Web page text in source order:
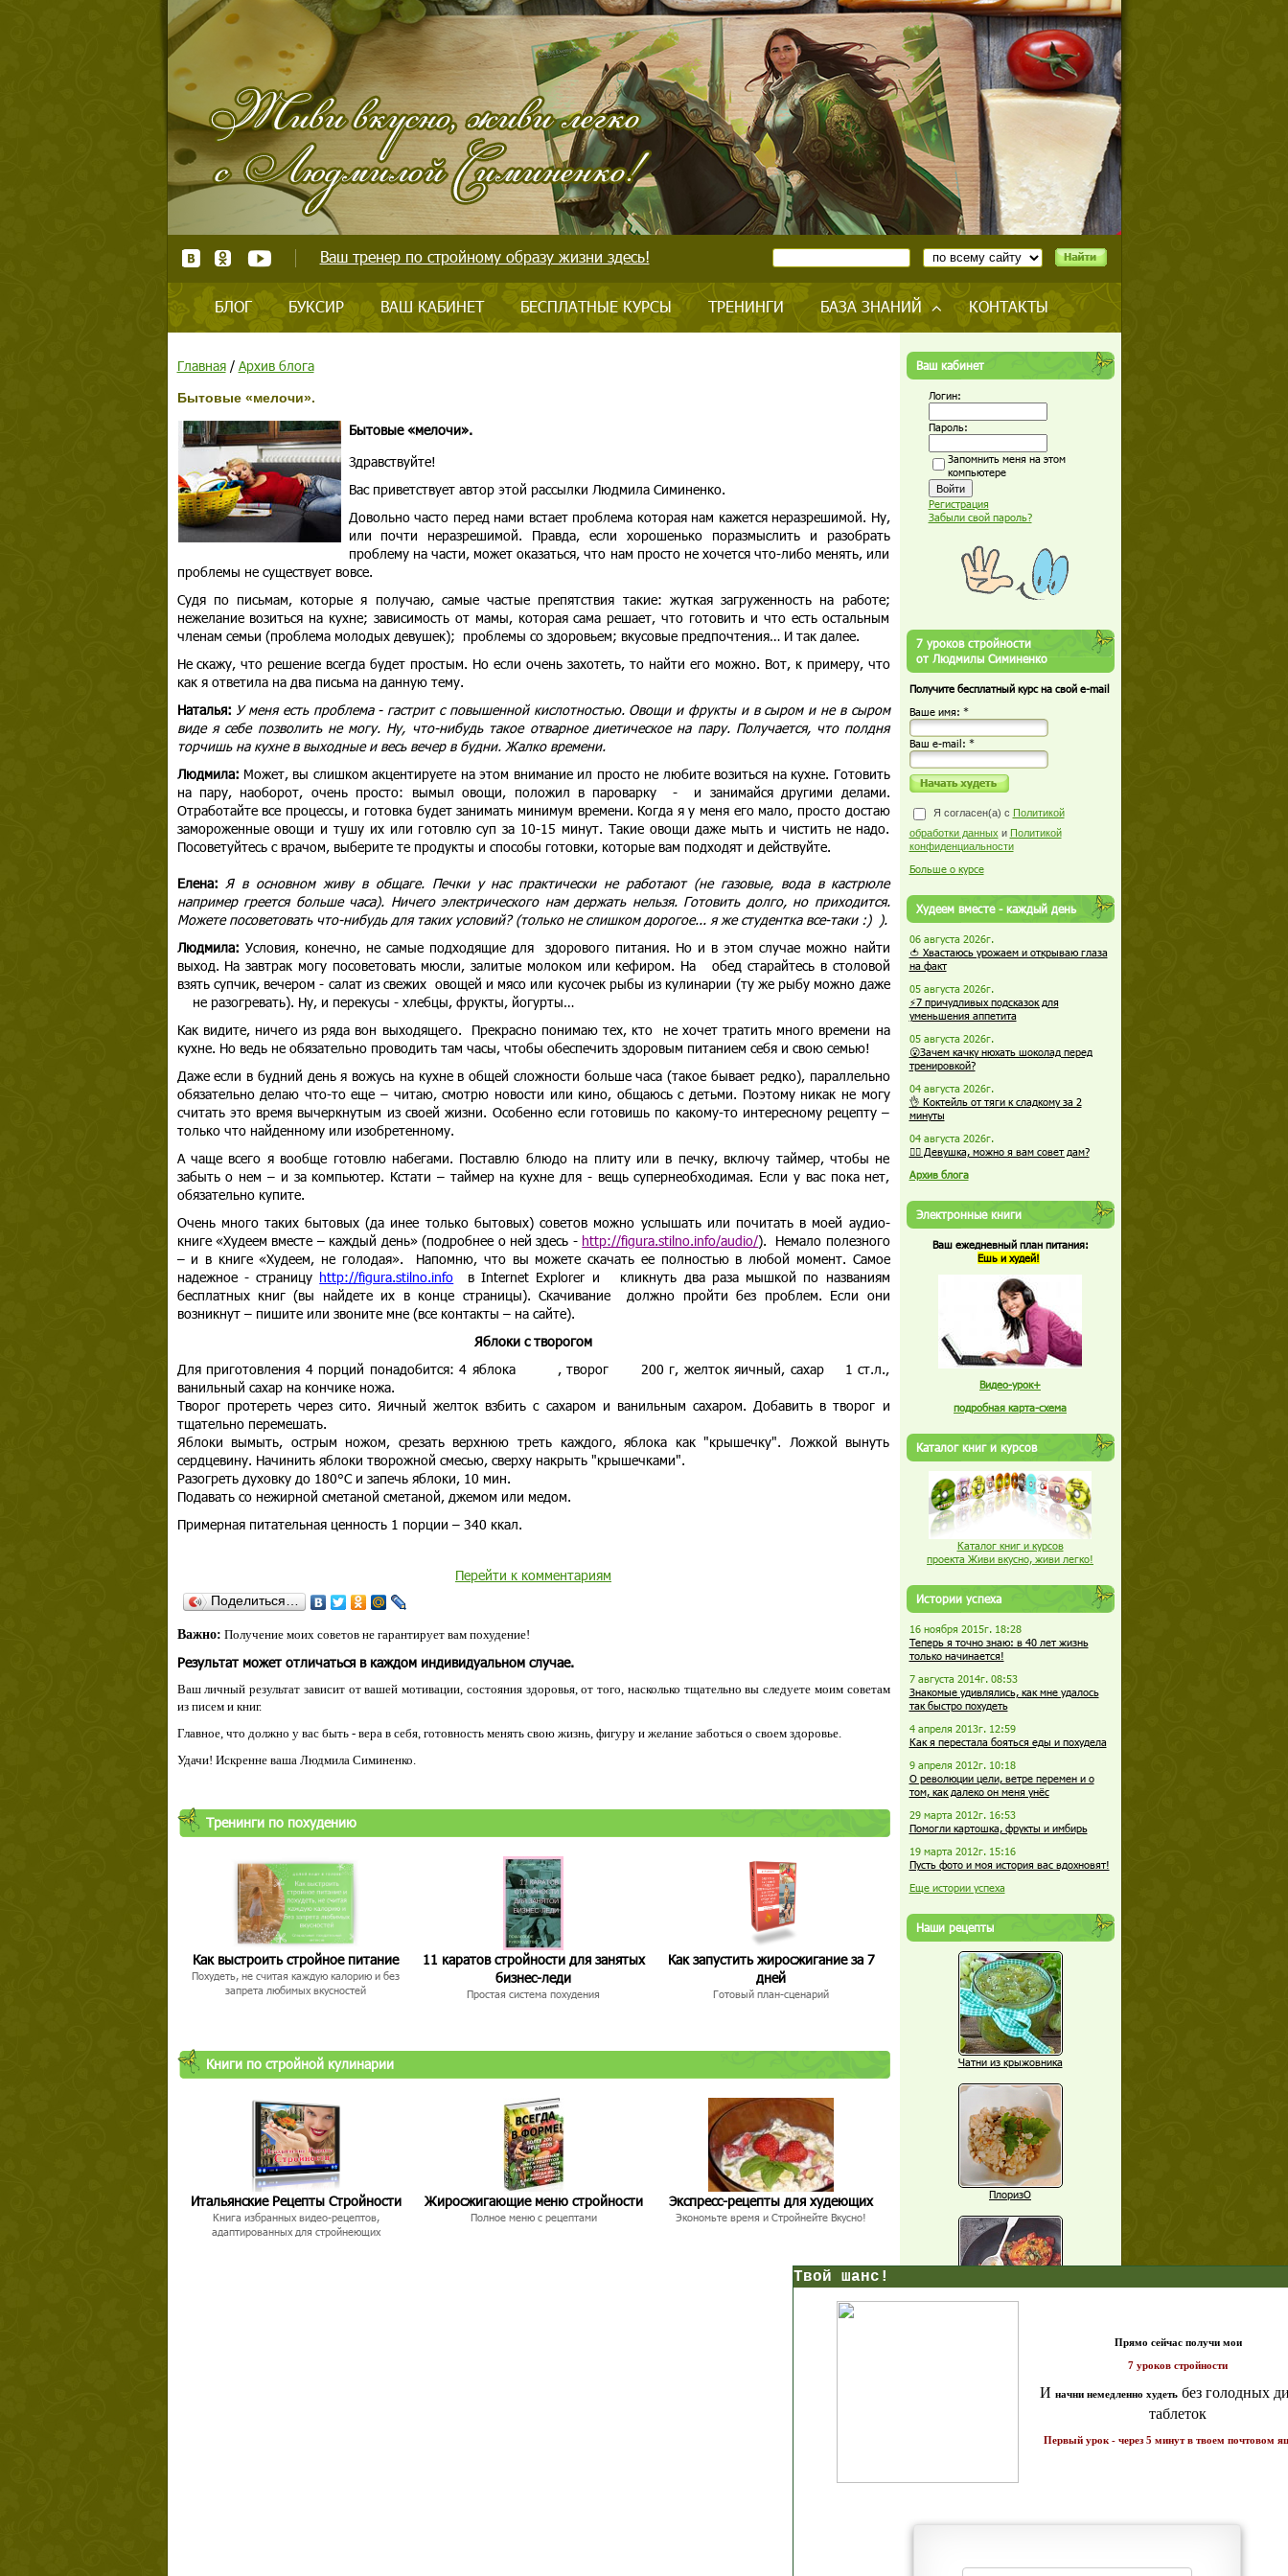
Ваш тренер по стройному образу жизни здесь!
БЛОГ БУКСИР ВАШ КАБИНЕТ БЕСПЛАТНЫЕ КУРСЫ ТРЕНИНГИ БАЗА ЗНАНИЙ КОНТАКТЫ
Главная/ Архив блога
Бытовые «мелочи».
Бытовые «мелочи».
Здравствуйте!
Вас приветствует автор этой рассылки Людмила Симиненко.
Довольно часто перед нами встает проблема которая нам кажется неразрешимой. Ну,
или почти неразрешимой. Правда, если хорошенько поразмыслить и разобрать
проблему на части, может оказаться, что нам просто не хочется что-либо менять, или
проблемы не существует вовсе.
Судя по письмам, которые я получаю, самые частые препятствия такие: жуткая загруженность на работе;
нежелание возиться на кухне; зависимость от мамы, которая сама решает, что готовить и что есть остальным
членам семьи (проблема молодых девушек); проблемы со здоровьем; вкусовые предпочтения… И так далее.
Не скажу, что решение всегда будет простым. Но если очень захотеть, то найти его можно. Вот, к примеру, что
как я ответила на два письма на данную тему.
Наталья: У меня есть проблема - гастрит с повышенной кислотностью. Овощи и фрукты и в сыром и не в сыром
виде я себе позволить не могу. Ну, что-нибудь такое отварное диетическое на пару. Получается, что полдня
торчишь на кухне в выходные и весь вечер в будни. Жалко времени.
Людмила: Может, вы слишком акцентируете на этом внимание ил просто не любите возиться на кухне. Готовить
на пару, наоборот, очень просто: вымыл овощи, положил в пароварку - и занимайся другими делами.
Отработайте все процессы, и готовка будет занимать минимум времени. Когда я у меня его мало, просто достаю
замороженные овощи и тушу их или готовлю суп за 10-15 минут. Такие овощи даже мыть и чистить не надо.
Посоветуйтесь с врачом, выберите те продукты и способы готовки, которые вам подходят и действуйте.
Елена: Я в основном живу в общаге. Печки у нас практически не работают (не газовые, вода в кастрюле
например греется больше часа). Ничего электрического нам держать нельзя. Готовить долго, но приходится.
Можете посоветовать что-нибудь для таких условий? (только не слишком дорогое... я же студентка все-таки :) ).
Людмила: Условия, конечно, не самые подходящие для здорового питания. Но и в этом случае можно найти
выход. На завтрак могу посоветовать мюсли, залитые молоком или кефиром. На обед старайтесь в столовой
взять супчик, вечером - салат из свежих овощей и мясо или кусочек рыбы из кулинарии (ту же рыбу можно даже
не разогревать). Ну, и перекусы - хлебцы, фрукты, йогурты…
Как видите, ничего из ряда вон выходящего. Прекрасно понимаю тех, кто не хочет тратить много времени на
кухне. Но ведь не обязательно проводить там часы, чтобы обеспечить здоровым питанием себя и свою семью!
Даже если в будний день я вожусь на кухне в общей сложности больше часа (такое бывает редко), параллельно
обязательно делаю что-то еще – читаю, смотрю новости или кино, общаюсь с детьми. Поэтому никак не могу
считать это время вычеркнутым из своей жизни. Особенно если готовишь по какому-то интересному рецепту –
только что найденному или изобретенному.
А чаще всего я вообще готовлю набегами. Поставлю блюдо на плиту или в печку, включу таймер, чтобы не
забыть о нем – и за компьютер. Кстати – таймер на кухне для - вещь супернеобходимая. Если у вас пока нет,
обязательно купите.
Очень много таких бытовых (да инее только бытовых) советов можно услышать или почитать в моей аудио-
книге «Худеем вместе – каждый день» (подробнее о ней здесь - http://figura.stilno.info/audio/). Немало полезного
– и в книге «Худеем, не голодая». Напомню, что вы можете скачать ее полностью в любой момент. Самое
надежное - страницу http://figura.stilno.info в Internet Explorer и кликнуть два раза мышкой по названиям
бесплатных книг (вы найдете их в конце страницы). Скачивание должно пройти без проблем. Если они
возникнут – пишите или звоните мне (все контакты – на сайте).
Яблоки с творогом
Для приготовления 4 порций понадобится: 4 яблока , творог 200 г, желток яичный, сахар 1 ст.л.,
ванильный сахар на кончике ножа.
Творог протереть через сито. Яичный желток взбить с сахаром и ванильным сахаром. Добавить в творог и
тщательно перемешать.
Яблоки вымыть, острым ножом, срезать верхнюю треть каждого, яблока как "крышечку". Ложкой вынуть
сердцевину. Начинить яблоки творожной смесью, сверху накрыть "крышечками".
Разогреть духовку до 180°С и запечь яблоки, 10 мин.
Подавать со нежирной сметаной сметаной, джемом или медом.
Примерная питательная ценность 1 порции – 340 ккал.
Перейти к комментариям
Поделиться…
Важно: Получение моих советов не гарантирует вам похудение!
Результат может отличаться в каждом индивидуальном случае.
Ваш личный результат зависит от вашей мотивации, состояния здоровья, от того, насколько тщательно вы следуете моим советам
из писем и книг.
Главное, что должно у вас быть - вера в себя, готовность менять свою жизнь, фигуру и желание заботься о своем здоровье.
Удачи! Искренне ваша Людмила Симиненко.
Тренинги по похудению
Как выстроить стройное питание
Похудеть, не считая каждую калорию и без
запрета любимых вкусностей
11 каратов стройности для занятых
бизнес-леди
Простая система похудения
Как запустить жиросжигание за 7
дней
Готовый план-сценарий
Книги по стройной кулинарии
Итальянские Рецепты Стройности
Книга избранных видео-рецептов,
адаптированных для стройнеющих
Жиросжигающие меню стройности
Полное меню с рецептами
Экспресс-рецепты для худеющих
Экономьте время и Стройнейте Вкусно!
Ваш кабинет
Логин:
Пароль:
Запомнить меня на этом
компьютере
Регистрация
Забыли свой пароль?
7 уроков стройности
от Людмилы Симиненко
Получите бесплатный курс на свой e-mail
Ваше имя: *
Ваш е-mail: *
Я согласен(а) с Политикой
обработки данных и Политикой
конфиденциальности
Больше о курсе
Худеем вместе - каждый день
06 августа 2026г.
🍅 Хвастаюсь урожаем и открываю глаза
на факт
05 августа 2026г.
⚡7 причудливых подсказок для
уменьшения аппетита
05 августа 2026г.
😮Зачем качку нюхать шоколад перед
тренировкой?
04 августа 2026г.
👌 Коктейль от тяги к сладкому за 2
минуты
04 августа 2026г.
🏋️‍♀️ Девушка, можно я вам совет дам?
Архив блога
Электронные книги
Ваш ежедневный план питания:
Ешь и худей!
Видео-урок+
подробная карта-схема
Каталог книг и курсов
Каталог книг и курсов
проекта Живи вкусно, живи легко!
Истории успеха
16 ноября 2015г. 18:28
Теперь я точно знаю: в 40 лет жизнь
только начинается!
7 августа 2014г. 08:53
Знакомые удивлялись, как мне удалось
так быстро похудеть
4 апреля 2013г. 12:59
Как я перестала бояться еды и похудела
9 апреля 2012г. 10:18
О революции цели, ветре перемен и о
том, как далеко он меня унёс
29 марта 2012г. 16:53
Помогли картошка, фрукты и имбирь
19 марта 2012г. 15:16
Пусть фото и моя история вас вдохновят!
Еще истории успеха
Наши рецепты
Чатни из крыжовника
ПлоризО
Еще рецепты
Проверь себя
середине дня?